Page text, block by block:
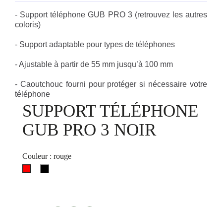
- Support téléphone GUB PRO 3 (retrouvez les autres
coloris)
- Support adaptable pour types de téléphones
- Ajustable à partir de 55 mm jusqu’à 100 mm
- Caoutchouc fourni pour protéger si nécessaire votre
téléphone
SUPPORT TÉLÉPHONE
GUB PRO 3 NOIR
Couleur : rouge